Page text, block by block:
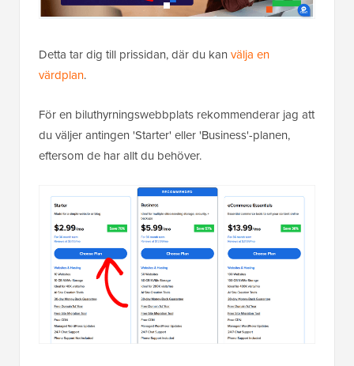
Detta tar dig till prissidan, där du kan välja en
värdplan.
För en biluthyrningswebbplats rekommenderar jag att
du väljer antingen 'Starter' eller 'Business'-planen,
eftersom de har allt du behöver.